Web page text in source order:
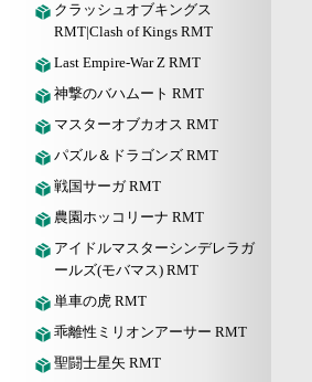
クラッシュオブキングス
RMT|Clash of Kings RMT
Last Empire-War Z RMT
神撃のバハムート RMT
マスターオブカオス RMT
パズル＆ドラゴンズ RMT
戦国サーガ RMT
農園ホッコリーナ RMT
アイドルマスターシンデレラガ
ールズ(モバマス) RMT
単車の虎 RMT
乖離性ミリオンアーサー RMT
聖闘士星矢 RMT